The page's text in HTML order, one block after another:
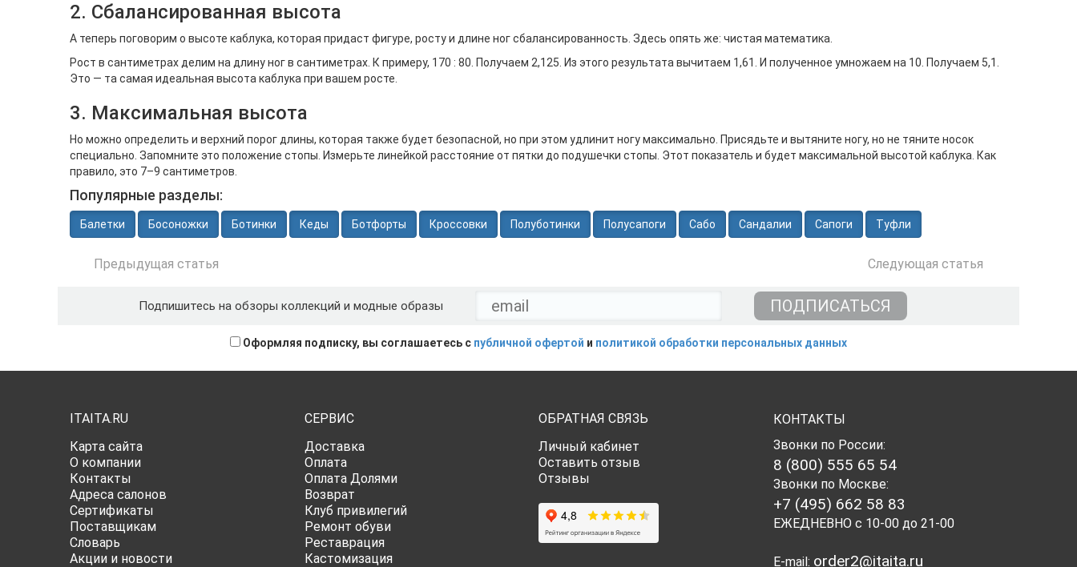
2. Сбалансированная высота
А теперь поговорим о высоте каблука, которая придаст фигуре, росту и длине ног сбалансированность. Здесь опять же: чистая математика.
Рост в сантиметрах делим на длину ног в сантиметрах. К примеру, 170 : 80. Получаем 2,125. Из этого результата вычитаем 1,61. И полученное умножаем на 10. Получаем 5,1.
Это — та самая идеальная высота каблука при вашем росте.
3. Максимальная высота
Но можно определить и верхний порог длины, которая также будет безопасной, но при этом удлинит ногу максимально. Присядьте и вытяните ногу, но не тяните носок
специально. Запомните это положение стопы. Измерьте линейкой расстояние от пятки до подушечки стопы. Этот показатель и будет максимальной высотой каблука. Как
правило, это 7–9 сантиметров.
Популярные разделы:
Балетки Босоножки Ботинки Кеды Ботфорты Кроссовки Полуботинки Полусапоги Сабо Сандалии Сапоги Туфли
Предыдущая статья Следующая статья
Подпишитесь на обзоры коллекций и модные образы
Оформляя подписку, вы соглашаетесь с публичной офертой и политикой обработки персональных данных
ITAITA.RU
Карта сайта
О компании
Контакты
Адреса салонов
Сертификаты
Поставщикам
Словарь
Акции и новости
СЕРВИС
Доставка
Оплата
Оплата Долями
Возврат
Клуб привилегий
Ремонт обуви
Реставрация
Кастомизация
ОБРАТНАЯ СВЯЗЬ
Личный кабинет
Оставить отзыв
Отзывы
КОНТАКТЫ
Звонки по России:
8 (800) 555 65 54
Звонки по Москве:
+7 (495) 662 58 83
ЕЖЕДНЕВНО с 10-00 до 21-00
E-mail: order2@itaita.ru